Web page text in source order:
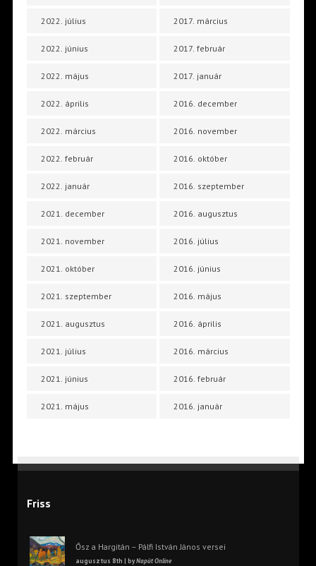
2022. július
2022. június
2022. május
2022. április
2022. március
2022. február
2022. január
2021. december
2021. november
2021. október
2021. szeptember
2021. augusztus
2021. július
2021. június
2021. május
2017. március
2017. február
2017. január
2016. december
2016. november
2016. október
2016. szeptember
2016. augusztus
2016. július
2016. június
2016. május
2016. április
2016. március
2016. február
2016. január
Friss
Ősz a Hargitán – Pálfi István János versei
augusztus 8th | byNapút Online